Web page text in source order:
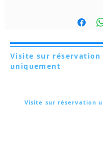
Visite sur réservation
Visite sur réservation
uniquement